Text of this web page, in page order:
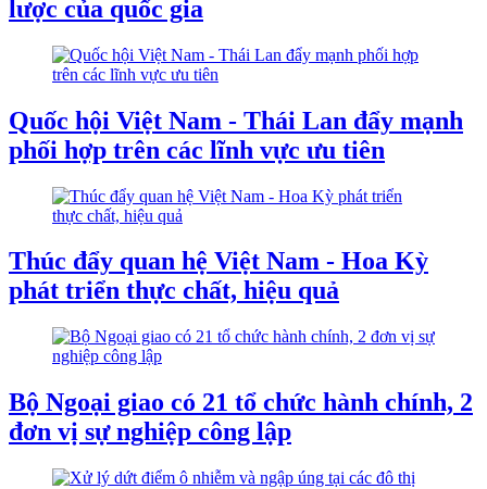
lược của quốc gia
Quốc hội Việt Nam - Thái Lan đẩy mạnh
phối hợp trên các lĩnh vực ưu tiên
Thúc đẩy quan hệ Việt Nam - Hoa Kỳ
phát triển thực chất, hiệu quả
Bộ Ngoại giao có 21 tổ chức hành chính, 2
đơn vị sự nghiệp công lập